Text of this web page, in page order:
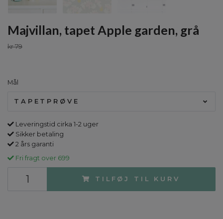
Majvillan, tapet Apple garden, grå
kr 79
Mål
TAPETPRØVE
Leveringstid cirka 1-2 uger
Sikker betaling
2 års garanti
Fri fragt over 699
TILFØJ TIL KURV